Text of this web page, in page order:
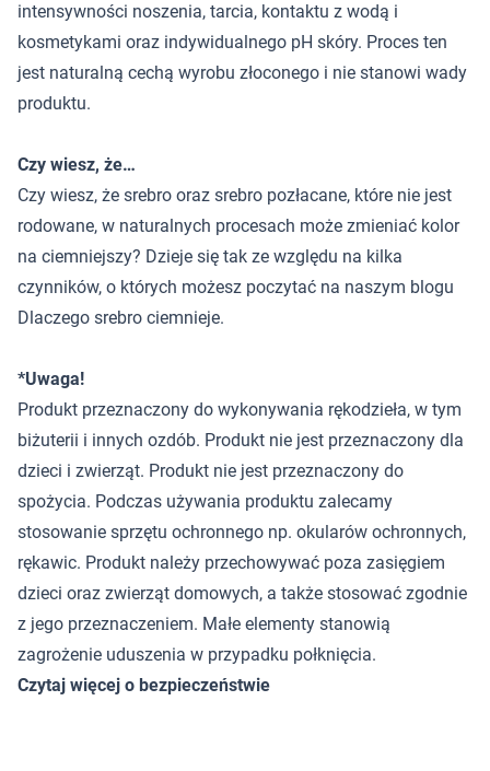
intensywności noszenia, tarcia, kontaktu z wodą i
kosmetykami oraz indywidualnego pH skóry. Proces ten
jest naturalną cechą wyrobu złoconego i nie stanowi wady
produktu.
Czy wiesz, że…
Czy wiesz, że srebro oraz srebro pozłacane, które nie jest
rodowane, w naturalnych procesach może zmieniać kolor
na ciemniejszy? Dzieje się tak ze względu na kilka
czynników, o których możesz poczytać na naszym blogu
Dlaczego srebro ciemnieje.
*Uwaga!
Produkt przeznaczony do wykonywania rękodzieła, w tym
biżuterii i innych ozdób. Produkt nie jest przeznaczony dla
dzieci i zwierząt. Produkt nie jest przeznaczony do
spożycia. Podczas używania produktu zalecamy
stosowanie sprzętu ochronnego np. okularów ochronnych,
rękawic. Produkt należy przechowywać poza zasięgiem
dzieci oraz zwierząt domowych, a także stosować zgodnie
z jego przeznaczeniem. Małe elementy stanowią
zagrożenie uduszenia w przypadku połknięcia.
Czytaj więcej o bezpieczeństwie